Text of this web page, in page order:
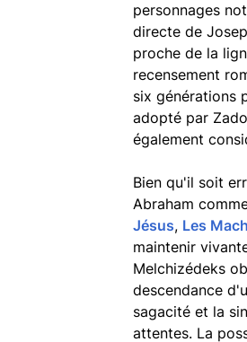
personnages
directe de
proche de la
recensement
six générations
adopté par
également
Bien qu'il soit
Abraham
Jésus, Les
maintenir
Melchizédeks
descendance
sagacité et la
attentes. La